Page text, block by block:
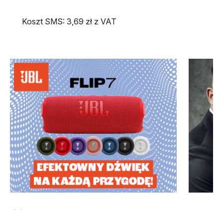
Koszt SMS: 3,69 zł z VAT